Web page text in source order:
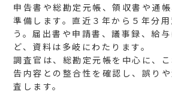
申告書や総勘定元帳、領収書や通
準備します。直近３年から５年分
う。届出書や申請書、議事録、給
ど、資料は多岐にわたります。
調査官は、総勘定元帳を中心に、
告内容との整合性を確認し、誤り
査します。